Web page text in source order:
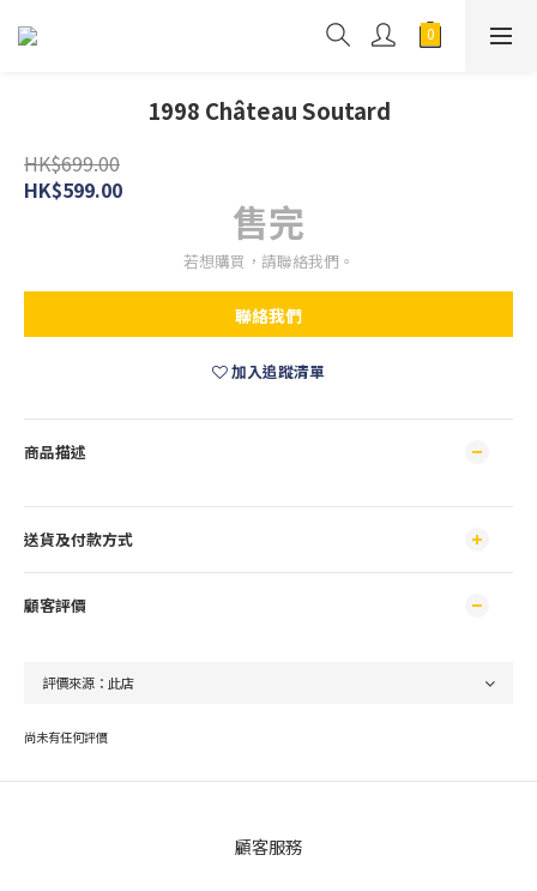
1998 Château Soutard
HK$699.00
HK$599.00
售完
若想購買，請聯絡我們。
聯絡我們
加入追蹤清單
商品描述
送貨及付款方式
顧客評價
尚未有任何評價
顧客服務